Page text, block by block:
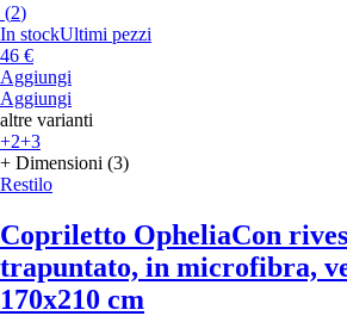
(2)
In stockUltimi pezzi
46 €
Aggiungi
Aggiungi
altre varianti
+2+3
+ Dimensioni (3)
Restilo
Copriletto OpheliaCon
trapuntato, in microfibra,
170x210 cm